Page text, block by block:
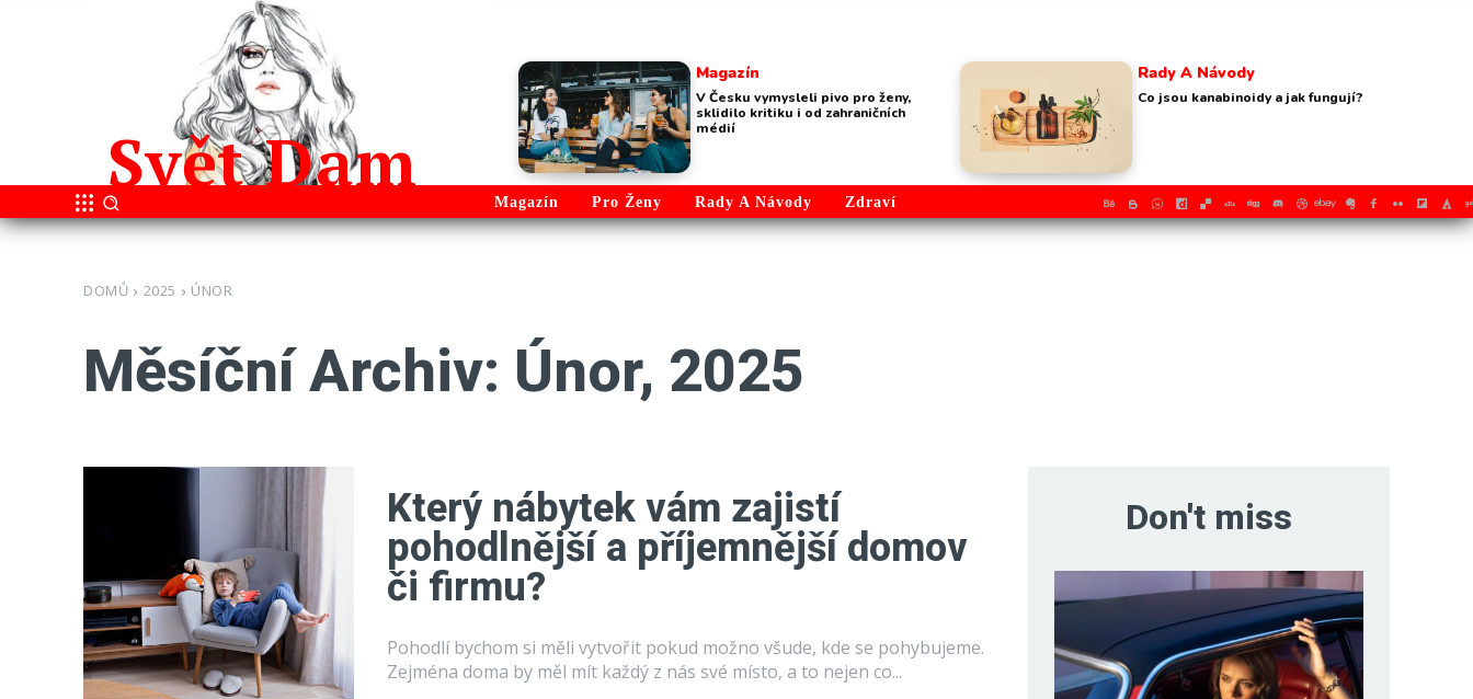
Svět Dam
Magazín
V Česku vymysleli pivo pro ženy,
sklidilo kritiku i od zahraničních
médií
Rady A Návody
Co jsou kanabinoidy a jak fungují?
Magazín Pro Ženy Rady A Návody Zdraví
DOMŮ 2025 ÚNOR
Měsíční Archiv: Únor, 2025
Který nábytek vám zajistí
pohodlnější a příjemnější domov
či firmu?
Pohodlí bychom si měli vytvořit pokud možno všude, kde se pohybujeme.
Zejména doma by měl mít každý z nás své místo, a to nejen co...
Don't miss